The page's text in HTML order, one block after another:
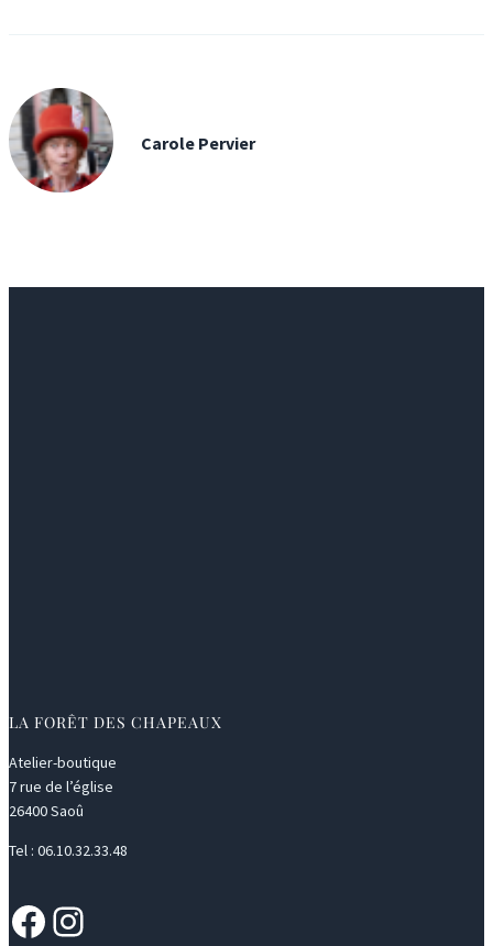
Carole Pervier
LA FORÊT DES CHAPEAUX
Atelier-boutique
7 rue de l’église
26400 Saoû
Tel : 06.10.32.33.48
Facebook Instagram